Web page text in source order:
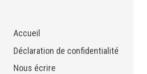
Accueil
Déclaration de confidentialité
Nous écrire